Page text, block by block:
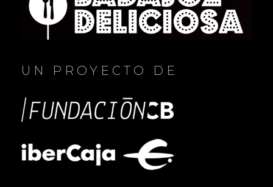
UN PROYECTO DE